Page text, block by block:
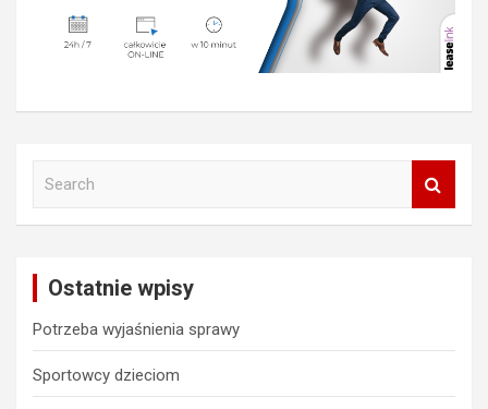
Ostatnie wpisy
Potrzeba wyjaśnienia sprawy
Sportowcy dzieciom